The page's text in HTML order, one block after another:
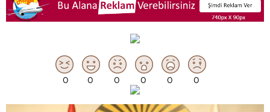
0 0 0 0 0 0